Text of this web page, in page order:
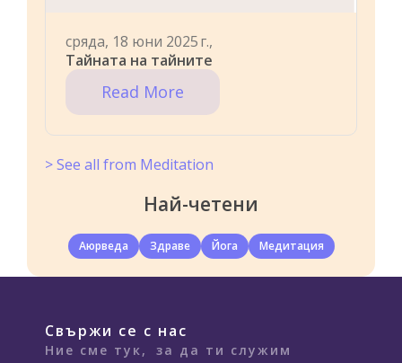
сряда, 18 юни 2025 г.,
Тайната на тайните
Read More
> See all from Meditation
Най-четени
Аюрведа Здраве Йога Медитация
Свържи се с нас
Ние сме тук, за да ти служим